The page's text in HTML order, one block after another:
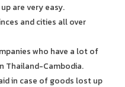
are very easy.
and cities all over
who have a lot of
Thailand-Cambodia.
in case of goods lost up